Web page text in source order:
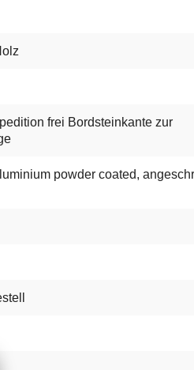
frei Bordsteinkante zur
powder coated,